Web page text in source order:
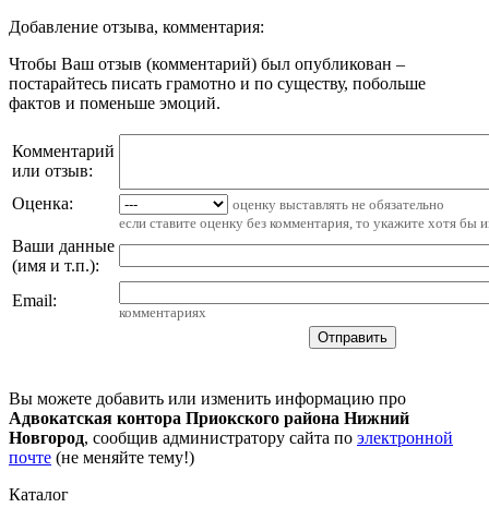
Добавление отзыва, комментария:
Чтобы Ваш отзыв (комментарий) был опубликован –
постарайтесь писать грамотно и по существу, побольше
фактов и поменьше эмоций.
Комментарий
или отзыв:
Оценка:
оценку выставлять не обязательно
если ставите оценку без комментария, то укажите хотя бы
Ваши данные
(имя и т.п.):
Email:
комментариях
Вы можете добавить или изменить информацию про
Адвокатская контора Приокского района Нижний
Новгород, сообщив администратору сайта по электронной
почте (не меняйте тему!)
Каталог